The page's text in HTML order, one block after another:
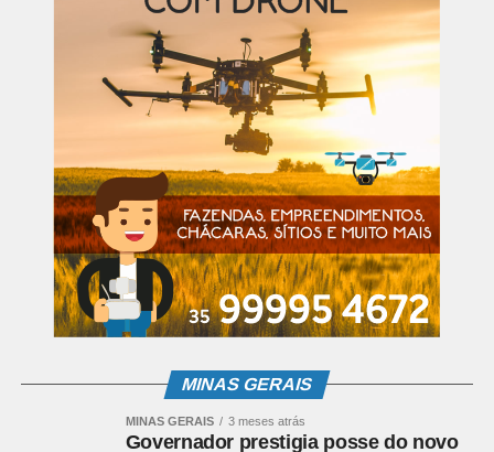
máscaras é essencial durante a pandemia”, explica o
Delegado da Receita Federal do Brasil no Sul de Minas,
auditor-fiscal Michel Lopes Teodoro.
Ainda de acordo com o auditor-fiscal, a destinação
sustentável é prática crescente em Minas Gerais. “Além
de abarcar os três pilares da sustentabilidade –
econômico, ambiental e social -, essa destinação é
também solidária, e busca, sempre que possível, ajudar a
parcela da população que mais precisa da presença
estatal. É mais uma forma de cumprirmos nosso
propósito, sempre voltado para o bem comum e para o
desenvolvimento coletivo”.
Leia Também: CAMINHADA CONTRA ÁLCOOL, DROGAS E
EM SÃO LOURENÇO
MINAS GERAIS
MINAS GERAIS 3 meses atrás
Governador prestigia posse do novo